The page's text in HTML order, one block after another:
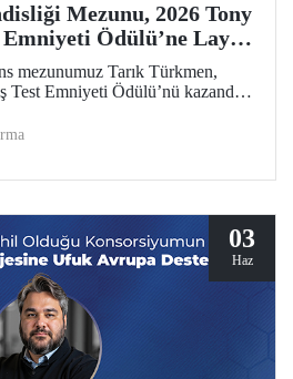
Mezunu, 2026 Tony
Ödülü’ne Layık
mezunumuz Tarık Türkmen,
Emniyeti Ödülü’nü kazandı.
sağladığı katkıyla bu prestijli
03
Haz